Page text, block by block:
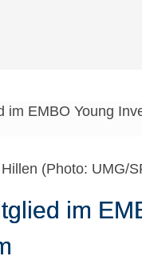
im EMBO Young
(Photo: UMG/
im